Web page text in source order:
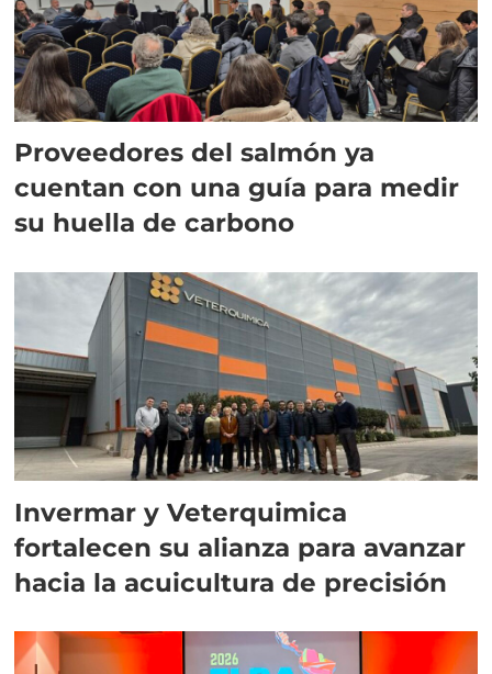
Proveedores del salmón ya
cuentan con una guía para medir
su huella de carbono
Invermar y Veterquimica
fortalecen su alianza para avanzar
hacia la acuicultura de precisión